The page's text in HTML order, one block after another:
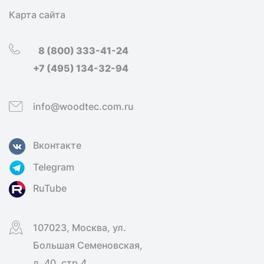
Карта сайта
8 (800) 333-41-24
+7 (495) 134-32-94
info@woodtec.com.ru
Вконтакте
Telegram
RuTube
107023, Москва, ул.
Большая Семеновская,